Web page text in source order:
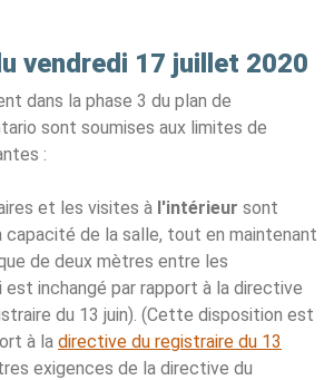
vendredi 17 juillet 2020
dans la phase 3 du plan de
sont soumises aux limites de
:
et les visites à l'intérieur sont
capacité de la salle, tout en maintenant
de deux mètres entre les
inchangé par rapport à la directive
du 13 juin). (Cette disposition est
à la directive du registraire du 13
exigences de la directive du